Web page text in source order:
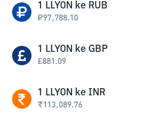
1 LLYON ke RUB
₽97,788.10
1 LLYON ke GBP
£881.09
1 LLYON ke INR
₹113,089.76